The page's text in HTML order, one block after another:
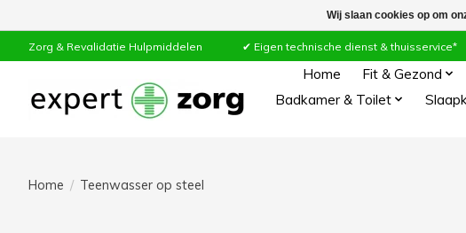
Zorg & Revalidatie Hulpmiddelen ✔ Eigen technische dienst & thuisservice* ✔
Home Fit & Gezond
Badkamer & Toilet
Home / Teenwasser op steel
Wij slaan cookies op om